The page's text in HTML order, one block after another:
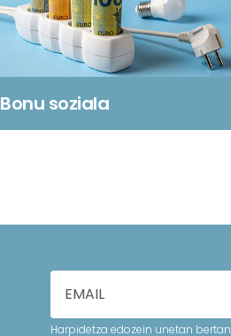
Bonu soziala
Harpidetza edozein unetan